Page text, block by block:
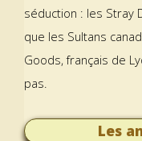
séduction : les Stray
que les Sultans
Goods, français de
pas.
Les